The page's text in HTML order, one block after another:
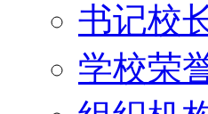
书记校
学校荣